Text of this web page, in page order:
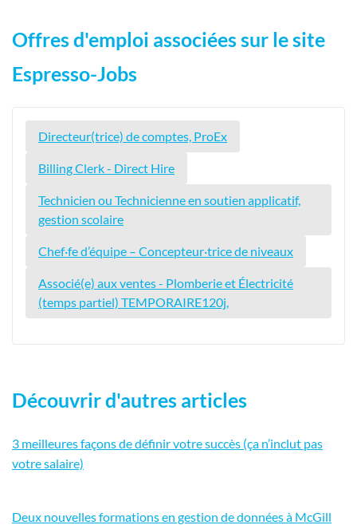
Offres d'emploi associées sur le site
Espresso-Jobs
Directeur(trice) de comptes, ProEx
Billing Clerk - Direct Hire
Technicien ou Technicienne en soutien applicatif,
gestion scolaire
Chef·fe d’équipe – Concepteur·trice de niveaux
Associé(e) aux ventes - Plomberie et Électricité
(temps partiel) TEMPORAIRE120j,
Découvrir d'autres articles
3 meilleures façons de définir votre succès (ça n’inclut pas
votre salaire)
Deux nouvelles formations en gestion de données à McGill